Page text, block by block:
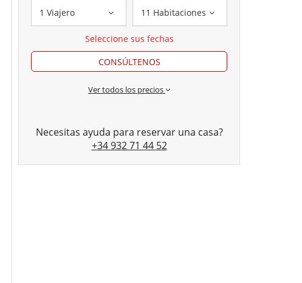
1 Viajero 11 Habitaciones
Seleccione sus fechas
CONSÚLTENOS
Ver todos los precios
Necesitas ayuda para reservar una casa?
+34 932 71 44 52